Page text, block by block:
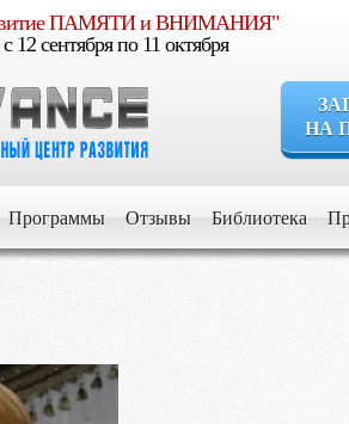
ПАМЯТИ и ВНИМАНИЯ"
12 сентября по 11 октября
НА
Программы Отзывы Библиотека
Если Вы уверены, что Ваш
Если Вы стремитесь дать ему
Если Вы желаете получить